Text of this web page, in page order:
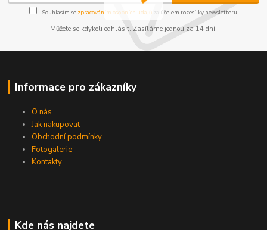
Souhlasím se zpracováním osobních údajůza účelem rozesílky newsletteru.
Můžete se kdykoli odhlásit. Zasíláme jednou za 14 dní.
Informace pro zákazníky
O nás
Jak nakupovat
Obchodní podmínky
Fotogalerie
Kontakty
Kde nás najdete